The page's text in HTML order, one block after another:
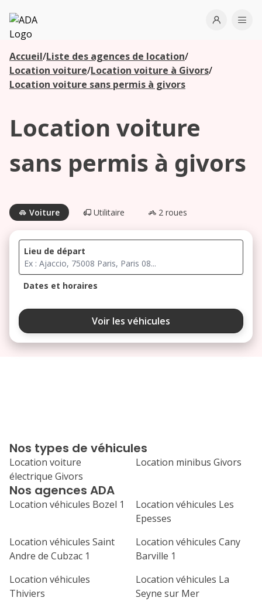
ADA
Open
Accueil/Liste des agences de location/
Location voiture/Location voiture à Givors/
Location voiture sans permis à givors
Location voiture
sans permis à givors
Voiture Utilitaire 2 roues
Lieu de départ
Dates et horaires
août 2026
ma me
24 25 26
31
septembre 2026
me
1
3
7 9
16 17
Voir les véhicules
Nos agences ADA
Location véhicules Bozel 1
Location véhicules Les
Epesses
Location véhicules Saint
Andre de Cubzac 1
Location véhicules Cany
Barville 1
Location véhicules
Thiviers
Location véhicules La
Seyne sur Mer
Nos types de véhicules
Location voiture
électrique Givors
Location minibus Givors
Les
agences à
proximité
Commencez
recherche
proximité